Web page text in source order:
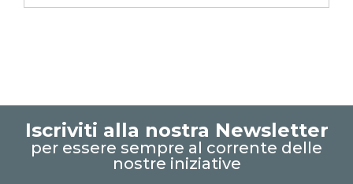
xlsx
corso excel
tabella pivot
pivot table
campi calcolati
Iscriviti alla nostra Newsletter
per essere sempre al corrente delle
nostre iniziative